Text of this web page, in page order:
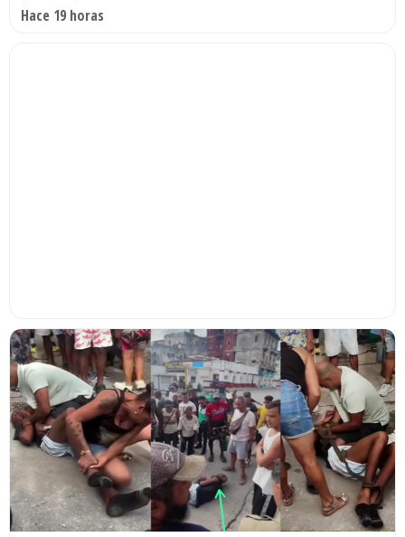
Hace 19 horas